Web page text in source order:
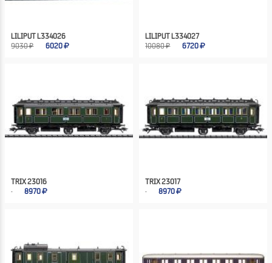
LILIPUT L334026
9030 ₽
6020
LILIPUT L334027
10080 ₽
6720
TRIX 23016
8970
TRIX 23017
8970